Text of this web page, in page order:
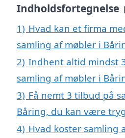
Indholdsfortegnelse
1) Hvad kan et firma
samling af møbler i
2) Indhent altid mindst
samling af møbler i
3) Få nemt 3 tilbud på
Båring, du kan være
4) Hvad koster samling